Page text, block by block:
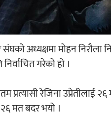
अध्यक्षमा मोहन निरौला
गरेको हो ।
प्रत्यासी रेजिना
२६ मत बदर भयो ।